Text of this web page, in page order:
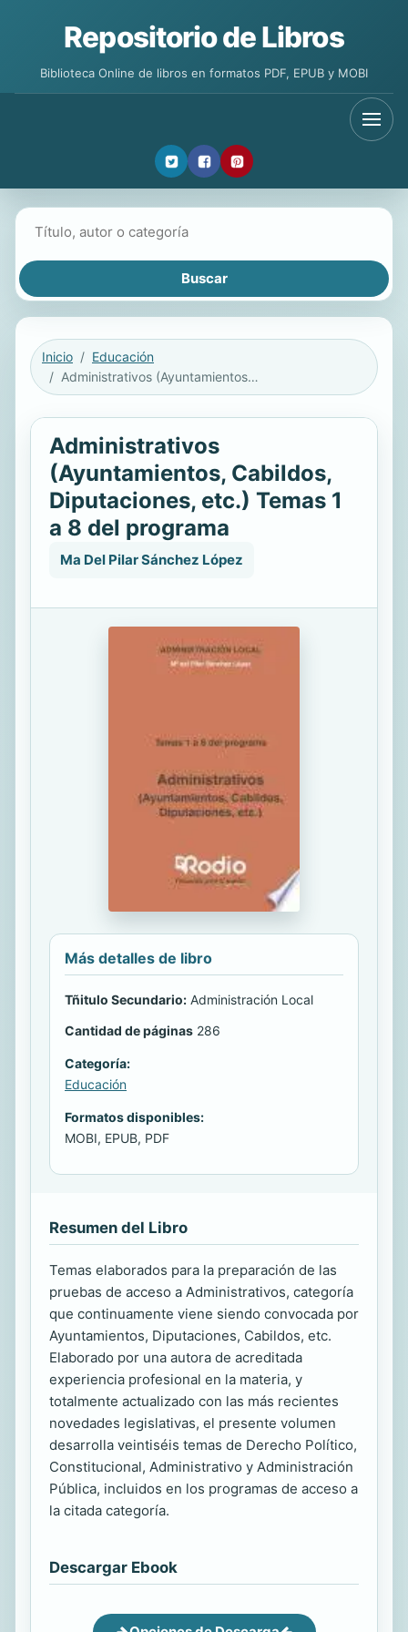
Repositorio de Libros
Biblioteca Online de libros en formatos PDF, EPUB y MOBI
Inicio
Educación
Administrativos (Ayuntamientos, Cabildos, Diputaciones, etc.) Temas 1 a 8 del programa
Administrativos
(Ayuntamientos, Cabildos,
Diputaciones, etc.) Temas 1
a 8 del programa
Ma Del Pilar Sánchez López
Más detalles de libro
Tñitulo Secundario: Administración Local
Cantidad de páginas 286
Categoría:
Educación
Formatos disponibles:
MOBI, EPUB, PDF
Resumen del Libro
Temas elaborados para la preparación de las
pruebas de acceso a Administrativos, categoría
que continuamente viene siendo convocada por
Ayuntamientos, Diputaciones, Cabildos, etc.
Elaborado por una autora de acreditada
experiencia profesional en la materia, y
totalmente actualizado con las más recientes
novedades legislativas, el presente volumen
desarrolla veintiséis temas de Derecho Político,
Constitucional, Administrativo y Administración
Pública, incluidos en los programas de acceso a
la citada categoría.
Descargar Ebook